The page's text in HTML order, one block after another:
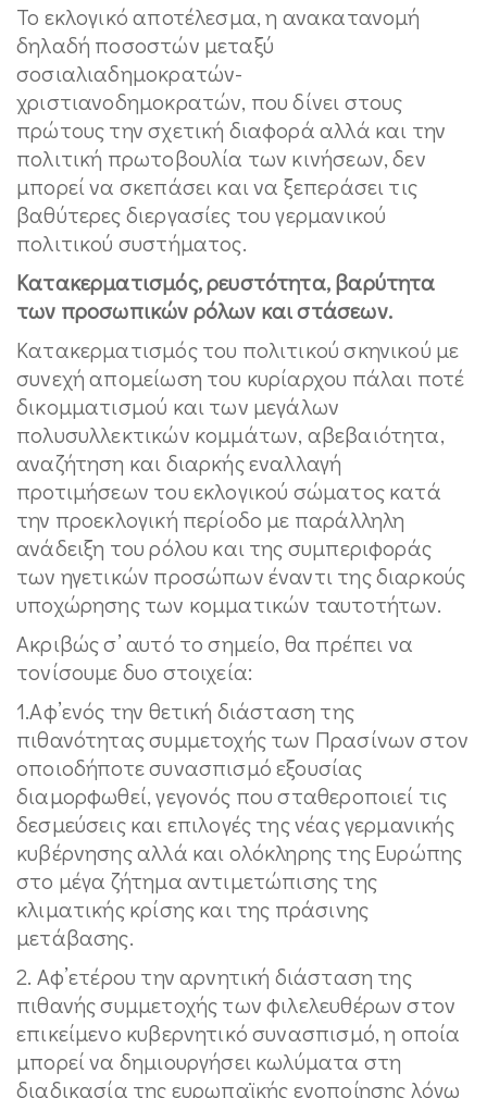
Το εκλογικό αποτέλεσμα, η ανακατανομή
δηλαδή ποσοστών μεταξύ
σοσιαλιαδημοκρατών-
χριστιανοδημοκρατών, που δίνει στους
πρώτους την σχετική διαφορά αλλά και την
πολιτική πρωτοβουλία των κινήσεων, δεν
μπορεί να σκεπάσει και να ξεπεράσει τις
βαθύτερες διεργασίες του γερμανικού
πολιτικού συστήματος.
Κατακερματισμός, ρευστότητα, βαρύτητα
των προσωπικών ρόλων και στάσεων.
Κατακερματισμός του πολιτικού σκηνικού με
συνεχή απομείωση του κυρίαρχου πάλαι ποτέ
δικομματισμού και των μεγάλων
πολυσυλλεκτικών κομμάτων, αβεβαιότητα,
αναζήτηση και διαρκής εναλλαγή
προτιμήσεων του εκλογικού σώματος κατά
την προεκλογική περίοδο με παράλληλη
ανάδειξη του ρόλου και της συμπεριφοράς
των ηγετικών προσώπων έναντι της διαρκούς
υποχώρησης των κομματικών ταυτοτήτων.
Ακριβώς σ’ αυτό το σημείο, θα πρέπει να
τονίσουμε δυο στοιχεία:
1.Αφ’ενός την θετική διάσταση της
πιθανότητας συμμετοχής των Πρασίνων στον
οποιοδήποτε συνασπισμό εξουσίας
διαμορφωθεί, γεγονός που σταθεροποιεί τις
δεσμεύσεις και επιλογές της νέας γερμανικής
κυβέρνησης αλλά και ολόκληρης της Ευρώπης
στο μέγα ζήτημα αντιμετώπισης της
κλιματικής κρίσης και της πράσινης
μετάβασης.
2. Αφ’ετέρου την αρνητική διάσταση της
πιθανής συμμετοχής των φιλελευθέρων στον
επικείμενο κυβερνητικό συνασπισμό, η οποία
μπορεί να δημιουργήσει κωλύματα στη
διαδικασία της ευρωπαϊκής ενοποίησης λόγω